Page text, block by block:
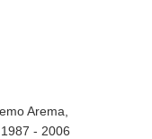
Arema,
- 2006